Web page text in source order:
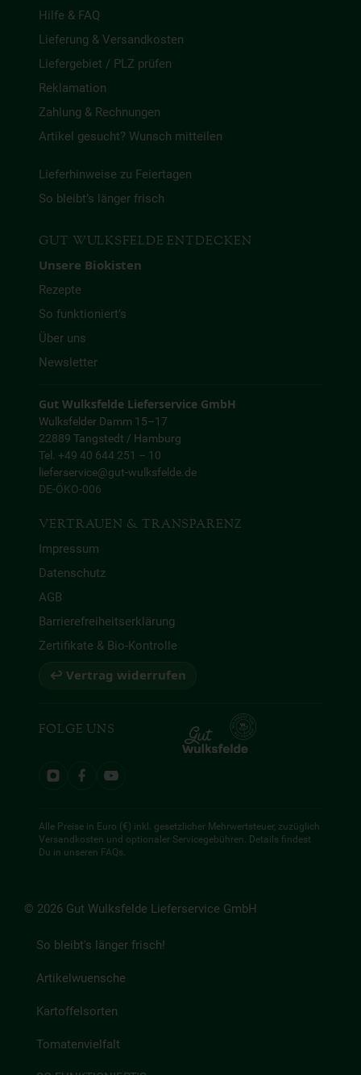
Hilfe & FAQ
Lieferung & Versandkosten
Liefergebiet / PLZ prüfen
Reklamation
Zahlung & Rechnungen
Artikel gesucht? Wunsch mitteilen
Lieferhinweise zu Feiertagen
So bleibt’s länger frisch
GUT WULKSFELDE ENTDECKEN
Unsere Biokisten
Rezepte
So funktioniert’s
Über uns
Newsletter
Gut Wulksfelde Lieferservice GmbH
Wulksfelder Damm 15–17
22889 Tangstedt / Hamburg
Tel. +49 40 644 251 – 10
lieferservice@gut-wulksfelde.de
DE-ÖKO-006
VERTRAUEN & TRANSPARENZ
Impressum
Datenschutz
AGB
Barrierefreiheitserklärung
Zertifikate & Bio-Kontrolle
↩ Vertrag widerrufen
FOLGE UNS
Alle Preise in Euro (€) inkl. gesetzlicher Mehrwertsteuer, zuzüglich
Versandkosten und optionaler Servicegebühren. Details findest
Du in unseren FAQs.
© 2026 Gut Wulksfelde Lieferservice GmbH
So bleibt's länger frisch!
Artikelwuensche
Kartoffelsorten
Tomatenvielfalt